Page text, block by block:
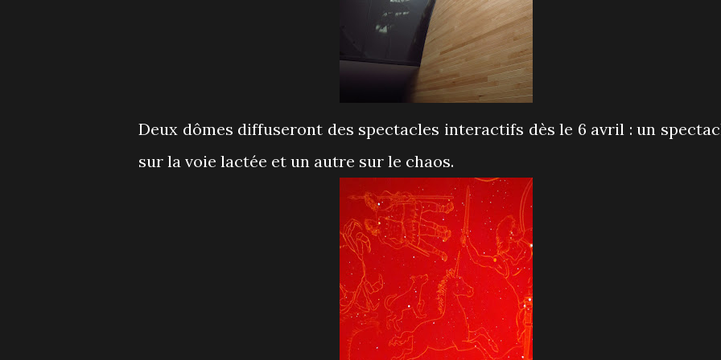
Deux dômes diffuseront des spectacles interactifs dès le 6 avril : un
sur la voie lactée et un autre sur le chaos.